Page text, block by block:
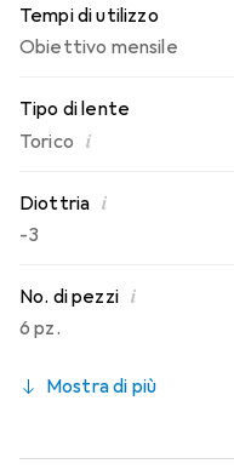
Tempi di utilizzo
Obiettivo mensile
Tipo di lente
Torico i
Diottria i
-3
No. di pezzi i
6 pz.
Mostra di più